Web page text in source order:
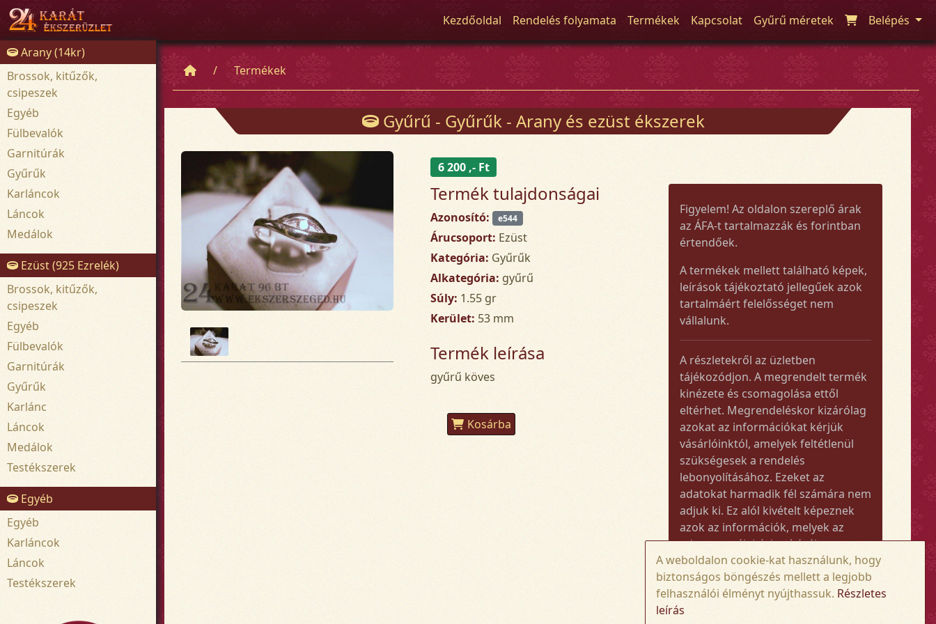
Kezdőoldal Rendelés folyamata Termékek Kapcsolat Gyűrű méretek Belépés
Arany (14kr)
Brossok, kitűzők,
csipeszek
Egyéb
Fülbevalók
Garnitúrák
Gyűrűk
Karláncok
Láncok
Medálok
Ezüst (925 Ezrelék)
Brossok, kitűzők,
csipeszek
Egyéb
Fülbevalók
Garnitúrák
Gyűrűk
Karlánc
Láncok
Medálok
Testékszerek
Egyéb
Egyéb
Karláncok
Láncok
Testékszerek
Termékek
Gyűrű - Gyűrűk - Arany és ezüst ékszerek
6 200 ,- Ft
Termék tulajdonságai
Azonosító: e544
Árucsoport: Ezüst
Kategória: Gyűrűk
Alkategória: gyűrű
Súly: 1.55 gr
Kerület: 53 mm
Termék leírása
gyűrű köves
Kosárba
Figyelem! Az oldalon szereplő árak
az ÁFA-t tartalmazzák és forintban
értendőek.
A termékek mellett található képek,
leírások tájékoztató jellegűek azok
tartalmáért felelősséget nem
vállalunk.
A részletekről az üzletben
tájékozódjon. A megrendelt termék
kinézete és csomagolása ettől
eltérhet. Megrendeléskor kizárólag
azokat az információkat kérjük
vásárlóinktól, amelyek feltétlenül
szükségesek a rendelés
lebonyolításához. Ezeket az
adatokat harmadik fél számára nem
adjuk ki. Ez alól kivételt képeznek
azok az információk, melyek az
adott termék kézbesítéséhez vagy
kiszállításához szükségesek.
Amennyiben a megrendelt termék
összege meghaladja az 50.000 Ft-ot,
A weboldalon cookie-kat használunk, hogy
biztonságos böngészés mellett a legjobb
felhasználói élményt nyújthassuk. Részletes
leírás